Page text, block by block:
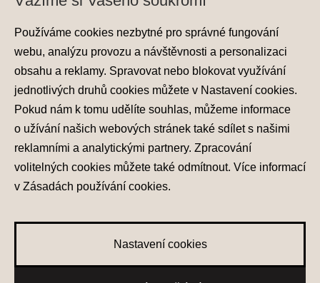
© 2026 Hyundai Motor Czech s.r.o.
Všechna práva vyhrazena
Ochrana osobních údajů
Nastavení cookies
Používáme cookies nezbytné pro správné fungování
webu, analýzu provozu a návštěvnosti a personalizaci
obsahu a reklamy. Spravovat nebo blokovat využívání
jednotlivých druhů cookies můžete v Nastavení cookies.
Pokud nám k tomu udělíte souhlas, můžeme informace
o užívání našich webových stránek také sdílet s našimi
reklamními a analytickými partnery. Zpracování
volitelných cookies můžete také odmítnout. Více informací
v Zásadách používání cookies.
Nastavení cookies